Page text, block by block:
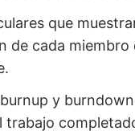
que
de cada miembro
y
trabajo